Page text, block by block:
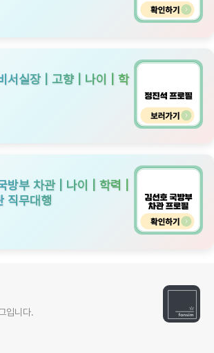
서실장 | 고향 | 나이 | 학
방부 차관 | 나이 | 학력 |
직무대행
입니다.